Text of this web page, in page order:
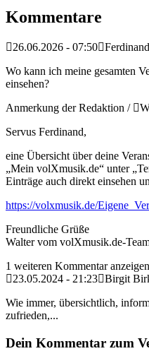
Kommentare
26.06.2026 - 07:50
Wo kann ich meine gesamten
einsehen?
Anmerkung der Redaktion /
Servus Ferdinand,
eine Übersicht über deine
„Mein volXmusik.de“ unter
Einträge auch direkt einsehen
https://volxmusik.de/
Freundliche Grüße
Walter vom volXmusik.de-
1 weiteren Kommentar anzeigen
23.05.2024 - 21:23 Birgit
Wie immer, übersichtlich,
zufrieden,...
Dein Kommentar zum